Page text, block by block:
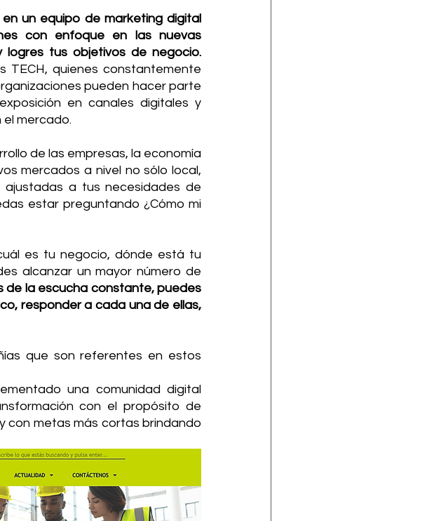
un equipo de marketing digital
con enfoque en las nuevas
quienes constantemente
pueden hacer parte
en canales digitales y
mercado.
de las empresas, la economía
mercados a nivel no sólo local,
a tus necesidades de
estar preguntando ¿Cómo mi
es tu negocio, dónde está tu
alcanzar un mayor número de
de la escucha constante, puedes
responder a cada una de ellas,
que son referentes en estos
una comunidad digital
con el propósito de
con metas más cortas brindando